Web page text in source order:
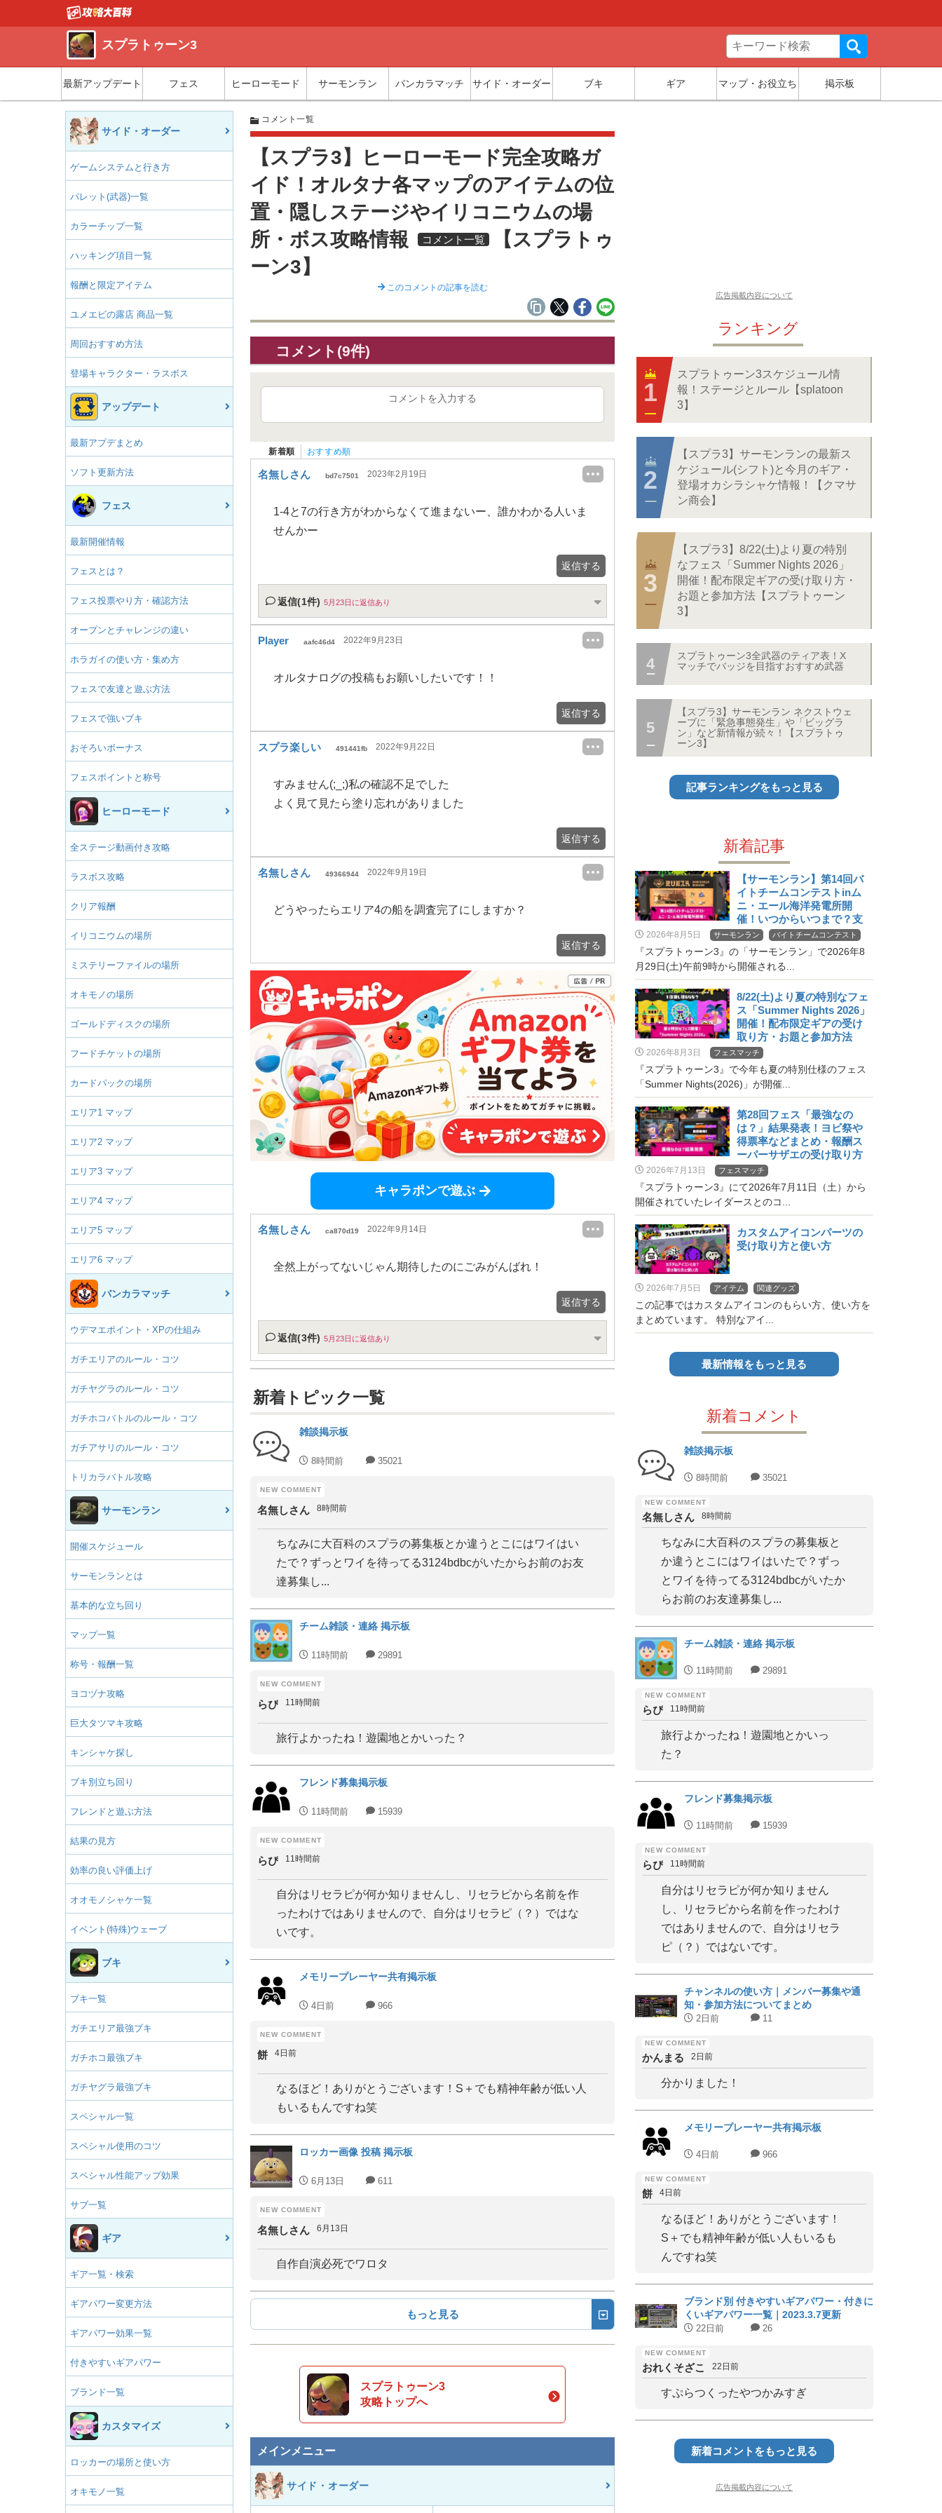
スプラトゥーン3
最新アップデート フェス ヒーローモード サーモンラン バンカラマッチ サイド・オーダー ブキ ギア マップ・お役立ち 掲示板
サイド・オーダー
ゲームシステムと行き方
パレット(武器)一覧
カラーチップ一覧
ハッキング項目一覧
報酬と限定アイテム
ユメエビの露店 商品一覧
周回おすすめ方法
登場キャラクター・ラスボス
アップデート
最新アプデまとめ
ソフト更新方法
フェス
最新開催情報
フェスとは？
フェス投票やり方・確認方法
オープンとチャレンジの違い
ホラガイの使い方・集め方
フェスで友達と遊ぶ方法
フェスで強いブキ
おそろいボーナス
フェスポイントと称号
ヒーローモード
全ステージ動画付き攻略
ラスボス攻略
クリア報酬
イリコニウムの場所
ミステリーファイルの場所
オキモノの場所
ゴールドディスクの場所
フードチケットの場所
カードパックの場所
エリア1 マップ
エリア2 マップ
エリア3 マップ
エリア4 マップ
エリア5 マップ
エリア6 マップ
バンカラマッチ
ウデマエポイント・XPの仕組み
ガチエリアのルール・コツ
ガチヤグラのルール・コツ
ガチホコバトルのルール・コツ
ガチアサリのルール・コツ
トリカラバトル攻略
サーモンラン
開催スケジュール
サーモンランとは
基本的な立ち回り
マップ一覧
称号・報酬一覧
ヨコヅナ攻略
巨大タツマキ攻略
キンシャケ探し
ブキ別立ち回り
フレンドと遊ぶ方法
結果の見方
効率の良い評価上げ
オオモノシャケ一覧
イベント(特殊)ウェーブ
ブキ
ブキ一覧
ガチエリア最強ブキ
ガチホコ最強ブキ
ガチヤグラ最強ブキ
スペシャル一覧
スペシャル使用のコツ
スペシャル性能アップ効果
サブ一覧
ギア
ギア一覧・検索
ギアパワー変更方法
ギアパワー効果一覧
付きやすいギアパワー
ブランド一覧
カスタマイズ
ロッカーの場所と使い方
オキモノ一覧
コメント一覧
【スプラ3】ヒーローモード完全攻略ガ
イド！オルタナ各マップのアイテムの位
置・隠しステージやイリコニウムの場
所・ボス攻略情報
コメント一覧
【スプラトゥ
ーン3】
このコメントの記事を読む
コメント(9件)
コメントを入力する
新着順 おすすめ順
名無しさん bd7c7501 2023年2月19日
1-4と7の行き方がわからなくて進まないー、誰かわかる人いま
せんかー
返信する
返信(1件) 5月23日に返信あり
Player aafc46d4 2022年9月23日
オルタナログの投稿もお願いしたいです！！
返信する
スプラ楽しい 491441fb 2022年9月22日
すみません(;_;)私の確認不足でした
よく見て見たら塗り忘れがありました
返信する
名無しさん 49366944 2022年9月19日
どうやったらエリア4の船を調査完了にしますか？
返信する
キャラポンで遊ぶ
名無しさん ca870d19 2022年9月14日
全然上がってないじゃん期待したのにごみがんばれ！
返信する
返信(3件) 5月23日に返信あり
新着トピック一覧
雑談掲示板
8時間前 35021
名無しさん 8時間前
ちなみに大百科のスプラの募集板とか違うとこにはワイはい
たで？ずっとワイを待ってる3124bdbcがいたからお前のお友
達募集し...
チーム雑談・連絡 掲示板
11時間前 29891
らぴ 11時間前
旅行よかったね！遊園地とかいった？
フレンド募集掲示板
11時間前 15939
らぴ 11時間前
自分はリセラピが何か知りませんし、リセラピから名前を作
ったわけではありませんので、自分はリセラピ（？）ではな
いです。
メモリープレーヤー共有掲示板
4日前 966
餅 4日前
なるほど！ありがとうございます！S＋でも精神年齢が低い人
もいるもんですね笑
ロッカー画像 投稿 掲示板
6月13日 611
名無しさん 6月13日
自作自演必死でワロタ
もっと見る
スプラトゥーン3
攻略トップへ
メインメニュー
サイド・オーダー
広告掲載内容について
ランキング
スプラトゥーン3スケジュール情
報！ステージとルール【splatoon
3】
【スプラ3】サーモンランの最新ス
ケジュール(シフト)と今月のギア・
登場オカシラシャケ情報！【クマサ
ン商会】
【スプラ3】8/22(土)より夏の特別
なフェス「Summer Nights 2026」
開催！配布限定ギアの受け取り方・
お題と参加方法【スプラトゥーン
3】
スプラトゥーン3全武器のティア表！X
マッチでバッジを目指すおすすめ武器
【スプラ3】サーモンラン ネクストウェ
ーブに「緊急事態発生」や「ビッグラ
ン」など新情報が続々！【スプラトゥ
ーン3】
記事ランキングをもっと見る
新着記事
【サーモンラン】第14回バ
イトチームコンテストinム
ニ・エール海洋発電所開
催！いつからいつまで？支
給ブキと報酬・上位ボーダ
ーをねらうコツ【スプラ3・
バチコン】
2026年8月5日 サーモンラン バイトチームコンテスト
『スプラトゥーン3』の「サーモンラン」で2026年8
月29日(土)午前9時から開催される...
8/22(土)より夏の特別なフェ
ス「Summer Nights 2026」
開催！配布限定ギアの受け
取り方・お題と参加方法
2026年8月3日 フェスマッチ
『スプラトゥーン3』で今年も夏の特別仕様のフェス
「Summer Nights(2026)」が開催...
第28回フェス「最強なの
は？」結果発表！ヨビ祭や
得票率などまとめ・報酬ス
ーパーサザエの受け取り方
2026年7月13日 フェスマッチ
『スプラトゥーン3』にて2026年7月11日（土）から
開催されていたレイダースとのコ...
カスタムアイコンパーツの
受け取り方と使い方
2026年7月5日 アイテム 関連グッズ
この記事ではカスタムアイコンのもらい方、使い方を
まとめています。 特別なアイ...
最新情報をもっと見る
新着コメント
雑談掲示板
8時間前 35021
名無しさん 8時間前
ちなみに大百科のスプラの募集板と
か違うとこにはワイはいたで？ずっ
とワイを待ってる3124bdbcがいたか
らお前のお友達募集し...
チーム雑談・連絡 掲示板
11時間前 29891
らぴ 11時間前
旅行よかったね！遊園地とかいっ
た？
フレンド募集掲示板
11時間前 15939
らぴ 11時間前
自分はリセラピが何か知りません
し、リセラピから名前を作ったわけ
ではありませんので、自分はリセラ
ピ（？）ではないです。
チャンネルの使い方｜メンバー募集や通
知・参加方法についてまとめ
2日前 11
かんまる 2日前
分かりました！
メモリープレーヤー共有掲示板
4日前 966
餅 4日前
なるほど！ありがとうございます！
S＋でも精神年齢が低い人もいるも
んですね笑
ブランド別 付きやすいギアパワー・付きに
くいギアパワー一覧｜2023.3.7更新
22日前 26
おれくそざこ 22日前
すぷらつくったやつかみすぎ
新着コメントをもっと見る
広告掲載内容について